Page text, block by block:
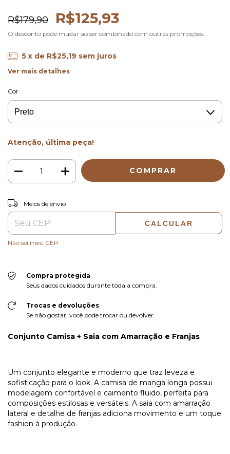
R$179,90 R$125,93
O desconto pode mudar ao ser combinado com outras promoções.
5 x de R$25,19 sem juros
Ver mais detalhes
Cor
Atenção, última peça!
Entregas para o CEP:
Meios de envio
CALCULAR
Não sei meu CEP
Compra protegida
Seus dados cuidados durante toda a compra.
Trocas e devoluções
Se não gostar, você pode trocar ou devolver.
Conjunto Camisa + Saia com Amarração e Franjas
Um conjunto elegante e moderno que traz leveza e
sofisticação para o look. A camisa de manga longa possui
modelagem confortável e caimento fluido, perfeita para
composições estilosas e versáteis. A saia com amarração
lateral e detalhe de franjas adiciona movimento e um toque
fashion à produção.